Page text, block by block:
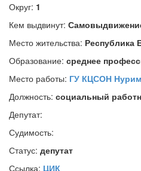
Округ: 1
Кем выдвинут:
Место жительства: Республика
Образование: среднее
Место работы: ГУ КЦСОН
Должность: социальный
Депутат:
Судимость:
Статус: депутат
Ссылка: ЦИК